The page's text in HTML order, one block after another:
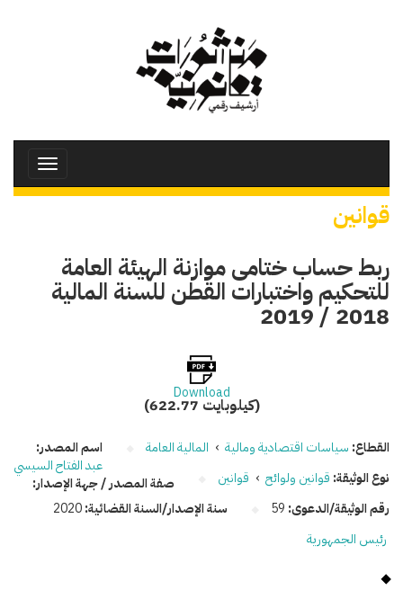
Toggle
قوانين
ربط حساب ختامى موازنة الهيئة العامة
للتحكيم واختبارات القطن للسنة المالية
2018 / 2019
Download
(622.77 كيلوبايت)
القطاع: سياسات اقتصادية ومالية › المالية العامة
نوع الوثيقة: قوانين ولوائح › قوانين
رقم الوثيقة/الدعوى: 59 سنة الإصدار/السنة القضائية:2020
اسم المصدر:
عبد الفتاح السيسي
صفة المصدر / جهة الإصدار:
رئيس الجمهورية